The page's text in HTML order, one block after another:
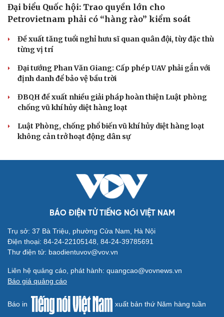
Đại biểu Quốc hội: Trao quyền lớn cho
Petrovietnam phải có “hàng rào” kiểm soát
Đề xuất tăng tuổi nghỉ hưu sĩ quan quân đội, tùy đặc thù
từng vị trí
Đại tướng Phan Văn Giang: Cấp phép UAV phải gắn với
định danh để bảo vệ bầu trời
ĐBQH đề xuất nhiều giải pháp hoàn thiện Luật phòng
chống vũ khí hủy diệt hàng loạt
Luật Phòng, chống phổ biến vũ khí hủy diệt hàng loạt
không cản trở hoạt động dân sự
BÁO ĐIỆN TỬ TIẾNG NÓI VIỆT NAM
Trụ sở: 37 Bà Triệu, phường Cửa Nam, Hà Nội
Điện thoại: 84-24-22105148, 84-24-39785691
Thư điện tử: baodientuvov@vov.vn
Liên hệ quảng cáo, phát hành: quangcao@vovnews.vn
Báo giá quảng cáo
Báo in xuất bản thứ Năm hàng tuần